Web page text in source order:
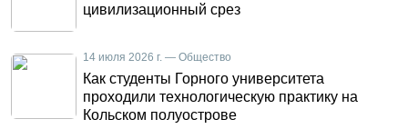
цивилизационный срез
14 июля 2026 г. — Общество
Как студенты Горного университета
проходили технологическую практику на
Кольском полуострове